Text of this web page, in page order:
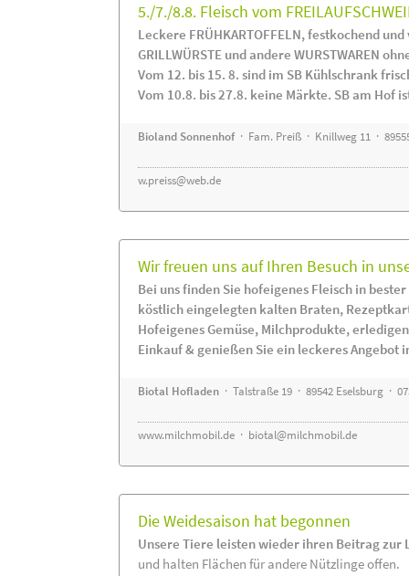
5./7./8.8. Fleisch vom
Leckere FRÜHKARTOFFELN, festkochend
GRILLWÜRSTE und andere WURSTWAREN
Vom 12. bis 15. 8. sind im SB Kühlschrank
Vom 10.8. bis 27.8. keine Märkte. SB am Hof
Bioland Sonnenhof· Fam. Preiß · Knillweg 11 ·
w.preiss@web.de
Wir freuen uns auf Ihren Besuch in
Bei uns finden Sie hofeigenes Fleisch in
köstlich eingelegten kalten Braten,
Hofeigenes Gemüse, Milchprodukte,
Einkauf & genießen Sie ein leckeres Angebot
Biotal Hofladen · Talstraße 19 · 89542 Eselsburg ·
www.milchmobil.de · biotal@milchmobil.de
Die Weidesaison hat begonnen
Unsere Tiere leisten wieder ihren Beitrag zur
und halten Flächen für andere Nützlinge offen.